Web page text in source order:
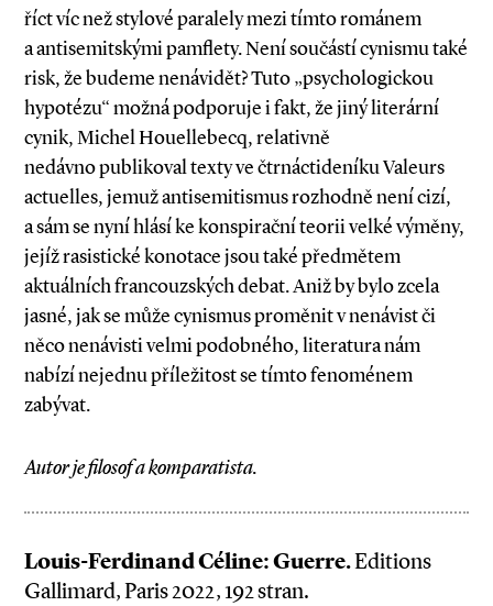
říct víc než stylové paralely mezi tímto románem
a antisemitskými pamflety. Není součástí cynismu také
risk, že budeme nenávidět? Tuto „psychologickou
hypotézu“ možná podporuje i fakt, že jiný literární
cynik, Michel Houellebecq, relativně
nedávno publikoval texty ve čtrnáctideníku Valeurs
actuelles, jemuž antisemitismus rozhodně není cizí,
a sám se nyní hlásí ke konspirační teorii velké výměny,
jejíž rasistické konotace jsou také předmětem
aktuálních francouzských debat. Aniž by bylo zcela
jasné, jak se může cynismus proměnit v nenávist či
něco nenávisti velmi podobného, literatura nám
nabízí nejednu příležitost se tímto fenoménem
zabývat.
Autor je filosof a komparatista.
Louis­-Ferdinand Céline: Guerre.Editions
Gallimard, Paris 2022, 192 stran.